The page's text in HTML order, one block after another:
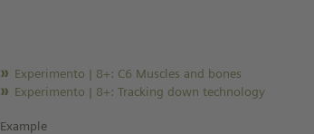
Experimento | 8+: C6 Muscles and bones
Experimento | 8+: Tracking down technology
Example